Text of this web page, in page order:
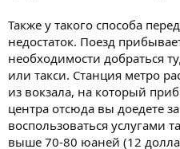
Также у такого способа
недостаток. Поезд
необходимости добраться
или такси. Станция метро
из вокзала, на который
центра отсюда вы доедете
воспользоваться услугами
выше 70-80 юаней (12